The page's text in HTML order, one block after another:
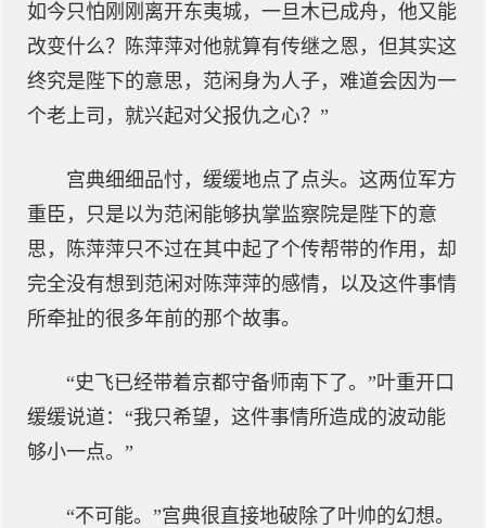
如今只怕刚刚离开东夷城，一旦木已成舟，他又能
改变什么？陈萍萍对他就算有传继之恩，但其实这
终究是陛下的意思，范闲身为人子，难道会因为一
个老上司，就兴起对父报仇之心？”
宫典细细品忖，缓缓地点了点头。这两位军方
重臣，只是以为范闲能够执掌监察院是陛下的意
思，陈萍萍只不过在其中起了个传帮带的作用，却
完全没有想到范闲对陈萍萍的感情，以及这件事情
所牵扯的很多年前的那个故事。
“史飞已经带着京都守备师南下了。”叶重开口
缓缓说道：“我只希望，这件事情所造成的波动能
够小一点。”
“不可能。”宫典很直接地破除了叶帅的幻想。